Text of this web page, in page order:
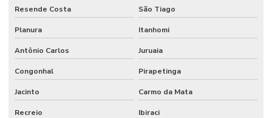
Resende Costa São Tiago
Planura Itanhomi
Antônio Carlos Juruaia
Congonhal Pirapetinga
Jacinto Carmo da Mata
Recreio Ibiraci